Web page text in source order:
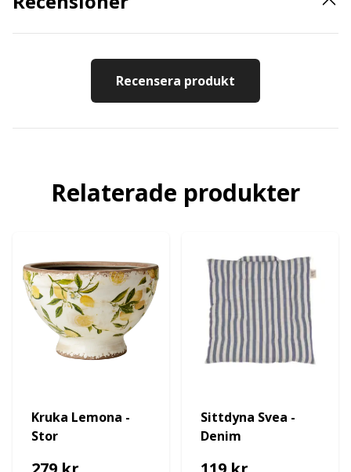
Recensera produkt
Relaterade produkter
Kruka Lemona -
Stor
Sittdyna Svea -
Denim